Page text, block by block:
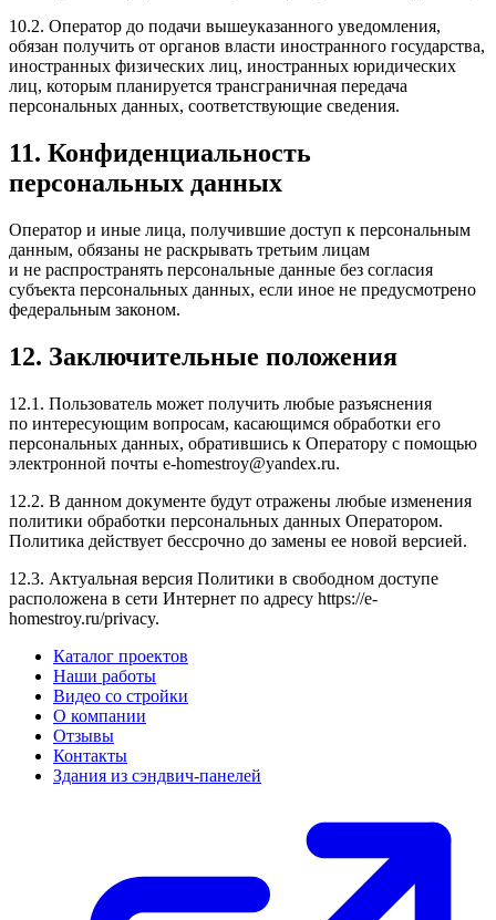
10.2. Оператор до подачи вышеуказанного уведомления,
обязан получить от органов власти иностранного государства,
иностранных физических лиц, иностранных юридических
лиц, которым планируется трансграничная передача
персональных данных, соответствующие сведения.
11. Конфиденциальность
персональных данных
Оператор и иные лица, получившие доступ к персональным
данным, обязаны не раскрывать третьим лицам
и не распространять персональные данные без согласия
субъекта персональных данных, если иное не предусмотрено
федеральным законом.
12. Заключительные положения
12.1. Пользователь может получить любые разъяснения
по интересующим вопросам, касающимся обработки его
персональных данных, обратившись к Оператору с помощью
электронной почты e-homestroy@yandex.ru.
12.2. В данном документе будут отражены любые изменения
политики обработки персональных данных Оператором.
Политика действует бессрочно до замены ее новой версией.
12.3. Актуальная версия Политики в свободном доступе
расположена в сети Интернет по адресу https://e-
homestroy.ru/privacy.
Каталог проектов
Наши работы
Видео со стройки
О компании
Отзывы
Контакты
Здания из сэндвич-панелей